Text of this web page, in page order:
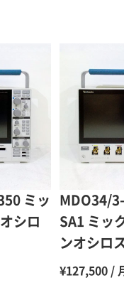
90％（
80％（
75％（
70％（
65％（
60％（
55％（
50％（
ミッ
シロ
MDO34/
SA1 ミッ
ンオシロ
¥127,500 /